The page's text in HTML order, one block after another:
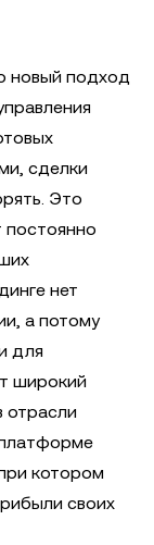
новый подход
сделки
Это
постоянно
нет
а потому
для
широкий
отрасли
котором
своих